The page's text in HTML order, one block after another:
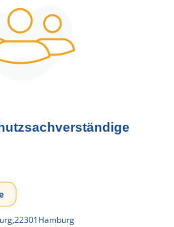
,22301Hamburg